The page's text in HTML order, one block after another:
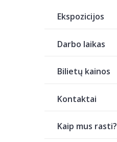
Ekspozicijos
Darbo laikas
Bilietų kainos
Kontaktai
Kaip mus rasti?